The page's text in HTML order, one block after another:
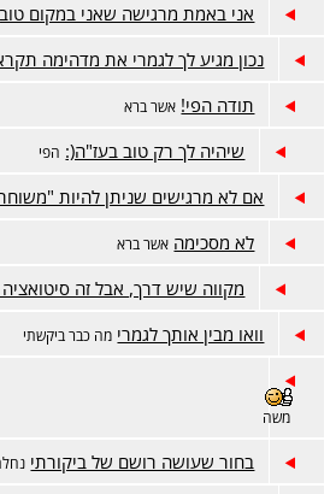
אני באמת מרגישה שאני במקום טוב
נכון מגיע לך לגמרי את מדהימה
תודה הפי! אשר ברא
שיהיה לך רק טוב בעז"ה(: הפי
אם לא מרגישים שניתן להיות
לא מסכימה אשר ברא
מקווה שיש דרך, אבל זה
וואו מבין אותך לגמרי מה כבר ביקשתי
משה
בחור שעושה רושם של ביקורתי